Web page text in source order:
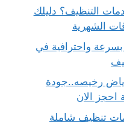
50% من خدمات التنظيف؟ دليلك
الشهرية
بسرعة واحترافية في
رخيصه..جودة
تنظيف شاملة